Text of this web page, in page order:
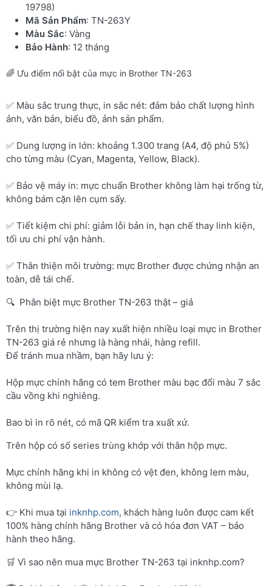
19798)
Mã Sản Phẩm: TN-263Y
Màu Sắc: Vàng
Bảo Hành: 12 tháng
🌈 Ưu điểm nổi bật của mực in Brother TN-263
✅ Màu sắc trung thực, in sắc nét: đảm bảo chất lượng hình
ảnh, văn bản, biểu đồ, ảnh sản phẩm.
✅ Dung lượng in lớn: khoảng 1.300 trang (A4, độ phủ 5%)
cho từng màu (Cyan, Magenta, Yellow, Black).
✅ Bảo vệ máy in: mực chuẩn Brother không làm hại trống từ,
không bám cặn lên cụm sấy.
✅ Tiết kiệm chi phí: giảm lỗi bản in, hạn chế thay linh kiện,
tối ưu chi phí vận hành.
✅ Thân thiện môi trường: mực Brother được chứng nhận an
toàn, dễ tái chế.
🔍 Phân biệt mực Brother TN-263 thật – giả
Trên thị trường hiện nay xuất hiện nhiều loại mực in Brother
TN-263 giá rẻ nhưng là hàng nhái, hàng refill.
Để tránh mua nhầm, bạn hãy lưu ý:
Hộp mực chính hãng có tem Brother màu bạc đổi màu 7 sắc
cầu vồng khi nghiêng.
Bao bì in rõ nét, có mã QR kiểm tra xuất xứ.
Trên hộp có số series trùng khớp với thân hộp mực.
Mực chính hãng khi in không có vệt đen, không lem màu,
không mùi lạ.
👉 Khi mua tại inknhp.com, khách hàng luôn được cam kết
100% hàng chính hãng Brother và có hóa đơn VAT – bảo
hành theo hãng.
🛒 Vì sao nên mua mực Brother TN-263 tại inknhp.com?